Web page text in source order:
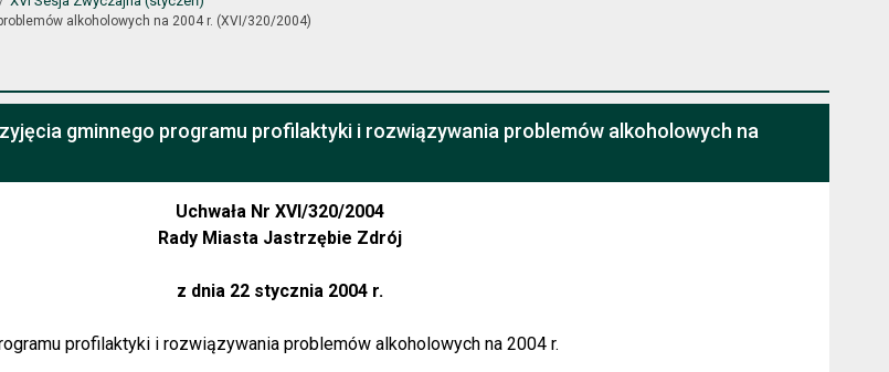
alkoholowych na 2004 r. (XVI/320/2004)
gminnego programu profilaktyki i rozwiązywania problemów alkoholowych na
Uchwała Nr XVI/320/2004
Rady Miasta Jastrzębie Zdrój
z dnia 22 stycznia 2004 r.
profilaktyki i rozwiązywania problemów alkoholowych na 2004 r.